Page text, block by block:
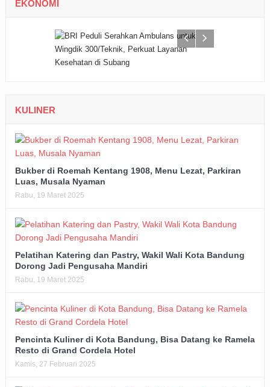
EKONOMI
KULINER
Bukber di Roemah Kentang 1908, Menu Lezat, Parkiran
Luas, Musala Nyaman
Rabu, 19 Maret 2025
Pelatihan Katering dan Pastry, Wakil Wali Kota Bandung
Dorong Jadi Pengusaha Mandiri
Rabu, 19 Maret 2025
Pencinta Kuliner di Kota Bandung, Bisa Datang ke Ramela
Resto di Grand Cordela Hotel
Kamis, 27 Februari 2025